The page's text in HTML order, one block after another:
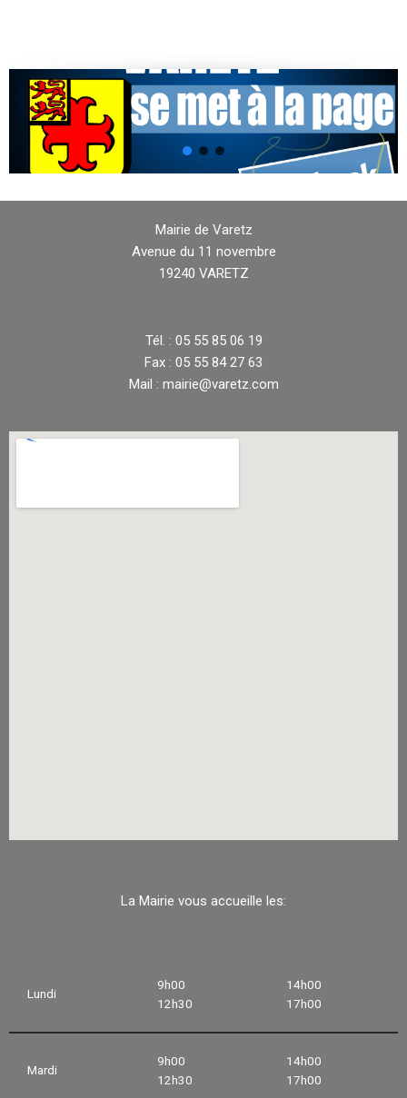
Mairie de Varetz
Avenue du 11 novembre
19240 VARETZ
Tél. : 05 55 85 06 19
Fax : 05 55 84 27 63
Mail : mairie@varetz.com
La Mairie vous accueille les:
Lundi
9h00
12h30
14h00
17h00
Mardi
9h00
12h30
14h00
17h00